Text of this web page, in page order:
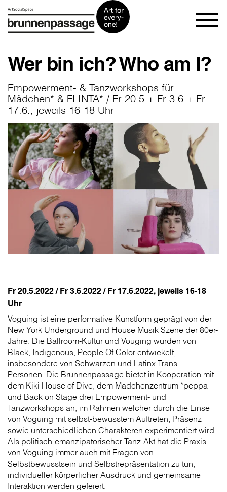
Wer bin ich? Who am I?
Empowerment- & Tanzworkshops für
Mädchen* & FLINTA* / Fr 20.5.+ Fr 3.6.+ Fr
17.6., jeweils 16-18 Uhr
Fr 20.5.2022 / Fr 3.6.2022 / Fr 17.6.2022, jeweils 16-18
Uhr
Voguing ist eine performative Kunstform geprägt von der
New York Underground und House Musik Szene der 80er-
Jahre. Die Ballroom-Kultur und Vouging wurden von
Black, Indigenous, People Of Color entwickelt,
insbesondere von Schwarzen und Latinx Trans
Personen. Die Brunnenpassage bietet in Kooperation mit
dem Kiki House of Dive, dem Mädchenzentrum *peppa
und Back on Stage drei Empowerment- und
Tanzworkshops an, im Rahmen welcher durch die Linse
von Voguing mit selbst-bewusstem Auftreten, Präsenz
sowie unterschiedlichen Charakteren experimentiert wird.
Als politisch-emanzipatorischer Tanz-Akt hat die Praxis
von Voguing immer auch mit Fragen von
Selbstbewusstsein und Selbstrepräsentation zu tun,
individueller körperlicher Ausdruck und gemeinsame
Interaktion werden gefeiert.